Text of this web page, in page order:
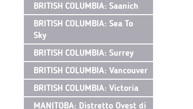
BRITISH COLUMBIA: Saanich
BRITISH COLUMBIA: Sea To
Sky
BRITISH COLUMBIA: Surrey
BRITISH COLUMBIA: Vancouver
BRITISH COLUMBIA: Victoria
MANITOBA: Distretto Ovest di